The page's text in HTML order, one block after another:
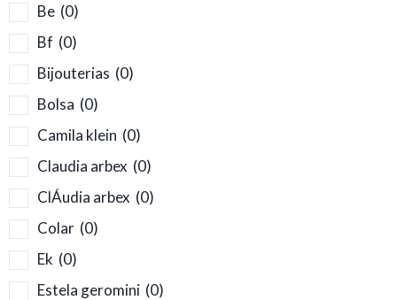
Be (0)
Bf (0)
Bijouterias (0)
Bolsa (0)
Camila klein (0)
Claudia arbex (0)
ClÁudia arbex (0)
Colar (0)
Ek (0)
Estela geromini (0)